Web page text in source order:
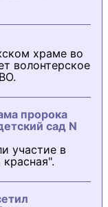
храме во
волонтерское
пророка
сад N
участие в